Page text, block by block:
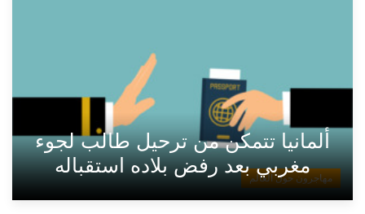
مهاجرون حول العالم
ألمانيا تتمكن من ترحيل طالب لجوء
مغربي بعد رفض بلاده استقباله